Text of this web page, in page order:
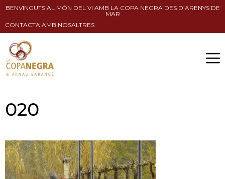
BENVINGUTS AL MÓN DEL VI AMB LA COPA NEGRA DES D’ARENYS DE
MAR
CONTACTA AMB NOSALTRES
020